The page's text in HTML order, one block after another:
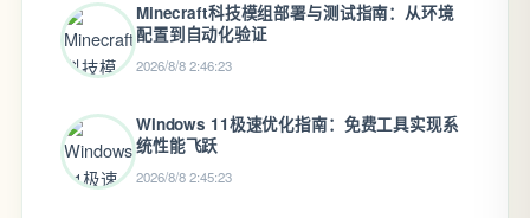
Minecraft科技模组部署与测试指南：从环境
配置到自动化验证
2026/8/8 2:46:23
Windows 11极速优化指南：免费工具实现系
统性能飞跃
2026/8/8 2:45:23